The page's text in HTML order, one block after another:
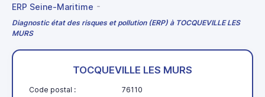
ERP Seine-Maritime
Diagnostic état des risques et pollution (ERP) à TOCQUEVILLE LES
MURS
TOCQUEVILLE LES MURS
Code postal : 76110